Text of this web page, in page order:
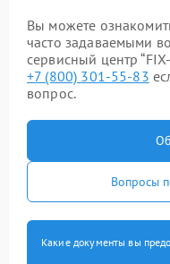
Вы можете
часто задаваемыми
сервисный центр
+7 (800) 301-55-83
вопрос.
Вопросы
Какие документы вы